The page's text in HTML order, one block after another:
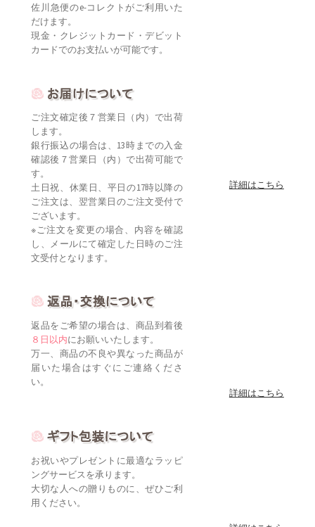
佐川急便のe-コレクトがご利用いた
だけます。
現金・クレジットカード・デビット
カードでのお支払いが可能です。
ご注文確定後７営業日（内）で出荷
します。
銀行振込の場合は、13時までの入金
確認後７営業日（内）で出荷可能で
す。
土日祝、休業日、平日の17時以降の
ご注文は、翌営業日のご注文受付で
ございます。
※ご注文を変更の場合、内容を確認
し、メールにて確定した日時のご注
文受付となります。
詳細はこちら
返品をご希望の場合は、商品到着後
８日以内にお願いいたします。
万一、商品の不良や異なった商品が
届いた場合はすぐにご連絡くださ
い。
詳細はこちら
お祝いやプレゼントに最適なラッピ
ングサービスを承ります。
大切な人への贈りものに、ぜひご利
用ください。